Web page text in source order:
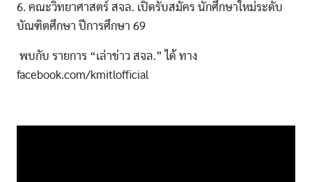
6. คณะวิทยาศาสตร์ สจล. เปิดรับสมัคร นักศึกษาใหม่ระดับ
บัณฑิตศึกษา ปีการศึกษา 69
พบกับ รายการ “เล่าข่าว สจล.” ได้ ทาง
facebook.com/kmitlofficial